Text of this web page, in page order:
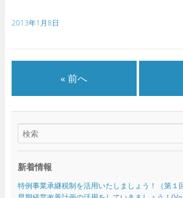
2013年1月8日
« 前へ
新着情報
特例事業承継税制を活用いたしましょう！（第１